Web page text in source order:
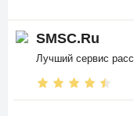
SMSC.Ru
Лучший сервис